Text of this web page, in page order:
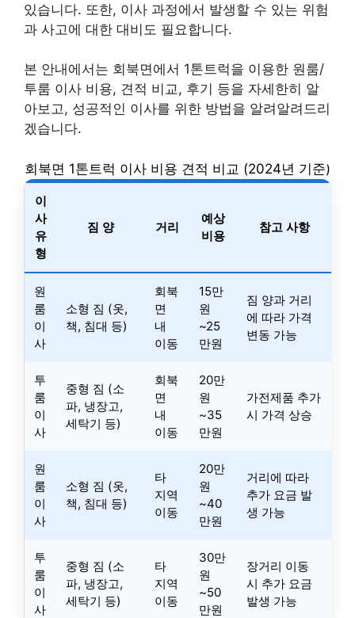
있습니다. 또한, 이사 과정에서 발생할 수 있는 위험
과 사고에 대한 대비도 필요합니다.
본 안내에서는 회북면에서 1톤트럭을 이용한 원룸/
투룸 이사 비용, 견적 비교, 후기 등을 자세한히 알
아보고, 성공적인 이사를 위한 방법을 알려알려드리
겠습니다.
회북면 1톤트럭 이사 비용 견적 비교 (2024년 기준)
이
사
유
형
짐 양 거리
예상
비용
참고 사항
원
룸
이
사
소형 짐 (옷,
책, 침대 등)
회북
면
내
이동
15만
원
~25
만원
짐 양과 거리
에 따라 가격
변동 가능
투
룸
이
사
중형 짐 (소
파, 냉장고,
세탁기 등)
회북
면
내
이동
20만
원
~35
만원
가전제품 추가
시 가격 상승
원
룸
이
사
소형 짐 (옷,
책, 침대 등)
타
지역
이동
20만
원
~40
만원
거리에 따라
추가 요금 발
생 가능
투
룸
이
사
중형 짐 (소
파, 냉장고,
세탁기 등)
타
지역
이동
30만
원
~50
만원
장거리 이동
시 추가 요금
발생 가능